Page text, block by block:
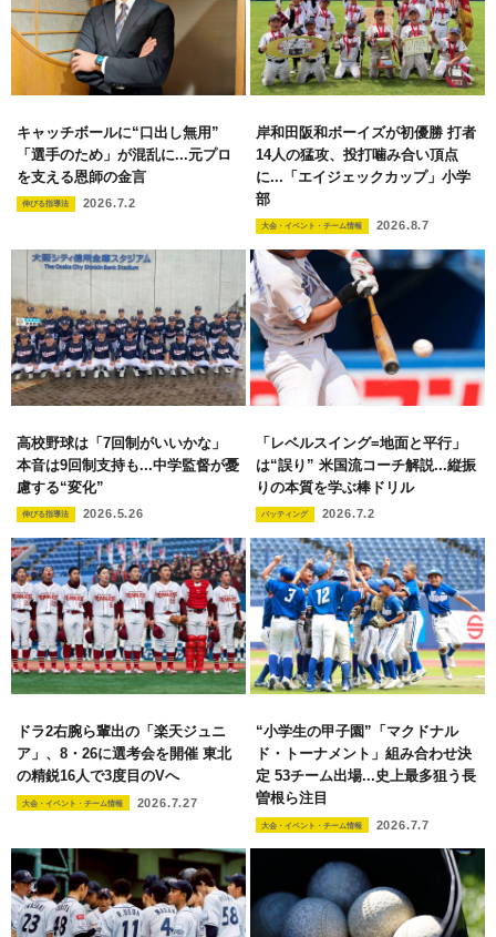
キャッチボールに“口出し無用”
「選手のため」が混乱に...元プロ
を支える恩師の金言
伸びる指導法 2026.7.2
岸和田阪和ボーイズが初優勝 打者
14人の猛攻、投打噛み合い頂点
に...「エイジェックカップ」小学
部
大会・イベント・チーム情報 2026.8.7
高校野球は「7回制がいいかな」
本音は9回制支持も...中学監督が憂
慮する“変化”
伸びる指導法 2026.5.26
「レベルスイング=地面と平行」
は“誤り” 米国流コーチ解説...縦振
りの本質を学ぶ棒ドリル
バッティング 2026.7.2
ドラ2右腕ら輩出の「楽天ジュニ
ア」、8・26に選考会を開催 東北
の精鋭16人で3度目のVへ
大会・イベント・チーム情報 2026.7.27
“小学生の甲子園”「マクドナル
ド・トーナメント」組み合わせ決
定 53チーム出場...史上最多狙う長
曽根ら注目
大会・イベント・チーム情報 2026.7.7